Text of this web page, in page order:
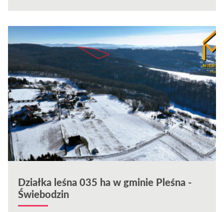
Działka leśna 035 ha w gminie Pleśna -
Świebodzin